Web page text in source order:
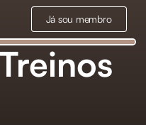
Já sou membro